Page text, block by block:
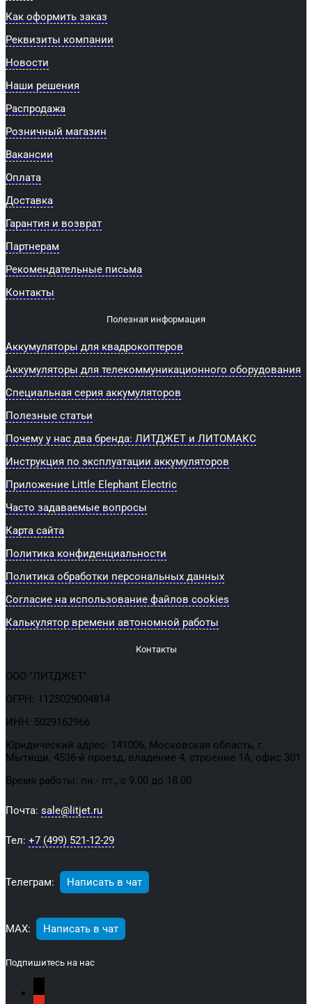
Как оформить заказ
Реквизиты компании
Новости
Наши решения
Распродажа
Розничный магазин
Вакансии
Оплата
Доставка
Гарантия и возврат
Партнерам
Рекомендательные письма
Контакты
Полезная информация
Аккумуляторы для квадрокоптеров
Аккумуляторы для телекоммуникационного оборудования
Специальная серия аккумуляторов
Полезные статьи
Почему у нас два бренда: ЛИТДЖЕТ и ЛИТОМАКС
Инструкция по эксплуатации аккумуляторов
Приложение Little Elephant Electric
Часто задаваемые вопросы
Карта сайта
Политика конфиденциальности
Политика обработки персональных данных
Согласие на использование файлов cookies
Калькулятор времени автономной работы
Контакты
ООО "ЛИТДЖЕТ"
ОГРН: 1125029004814
ИНН: 5029162966
Юридический адрес: 141006, Московская область, г.
Мытищи, 4536-й проезд, владение 4, строение 1А, офис 301
Время работы: пн.- пт., с 9.00 до 18.00
Почта: sale@litjet.ru
Тел: +7 (499) 521-12-29
Телеграм: Написать в чат
МАХ: Написать в чат
Подпишитесь на нас